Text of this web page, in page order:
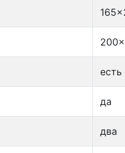
есть
да
два